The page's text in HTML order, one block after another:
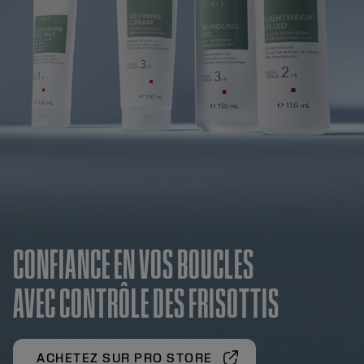
CONFIANCE EN VOS BOUCLES
AVEC CONTRÔLE DES FRISOTTIS
ACHETEZ SUR PRO STORE